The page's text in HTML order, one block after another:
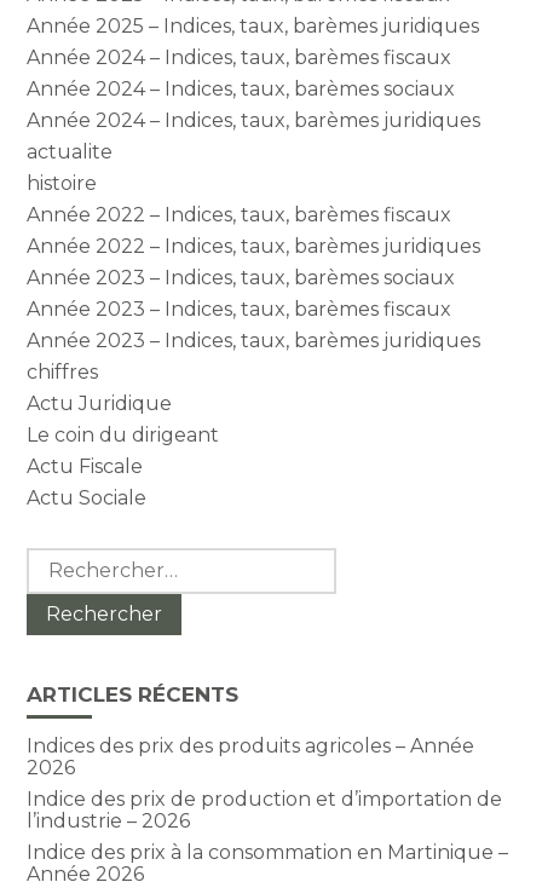
Année 2025 – Indices, taux, barèmes juridiques
Année 2024 – Indices, taux, barèmes fiscaux
Année 2024 – Indices, taux, barèmes sociaux
Année 2024 – Indices, taux, barèmes juridiques
actualite
histoire
Année 2022 – Indices, taux, barèmes fiscaux
Année 2022 – Indices, taux, barèmes juridiques
Année 2023 – Indices, taux, barèmes sociaux
Année 2023 – Indices, taux, barèmes fiscaux
Année 2023 – Indices, taux, barèmes juridiques
chiffres
Actu Juridique
Le coin du dirigeant
Actu Fiscale
Actu Sociale
Rechercher :
ARTICLES RÉCENTS
Indices des prix des produits agricoles – Année
2026
Indice des prix de production et d’importation de
l’industrie – 2026
Indice des prix à la consommation en Martinique –
Année 2026